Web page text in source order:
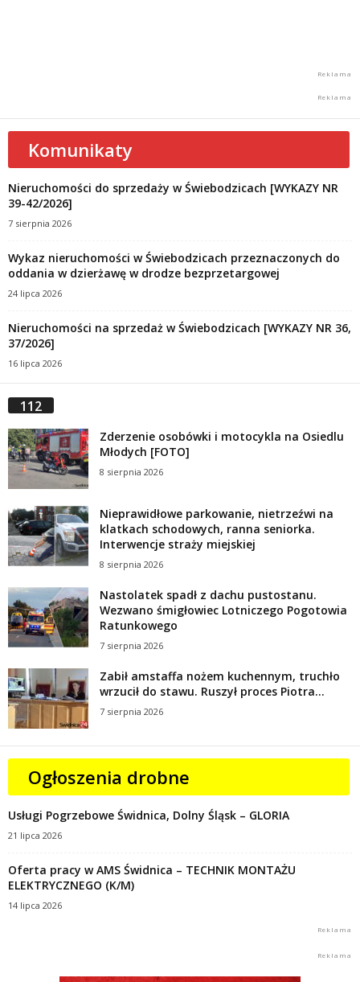
Komunikaty
Nieruchomości do sprzedaży w Świebodzicach [WYKAZY NR
39-42/2026]
7 sierpnia 2026
Wykaz nieruchomości w Świebodzicach przeznaczonych do
oddania w dzierżawę w drodze bezprzetargowej
24 lipca 2026
Nieruchomości na sprzedaż w Świebodzicach [WYKAZY NR 36,
37/2026]
16 lipca 2026
112
Zderzenie osobówki i motocykla na Osiedlu
Młodych [FOTO]
8 sierpnia 2026
Nieprawidłowe parkowanie, nietrzeźwi na
klatkach schodowych, ranna seniorka.
Interwencje straży miejskiej
8 sierpnia 2026
Nastolatek spadł z dachu pustostanu.
Wezwano śmigłowiec Lotniczego Pogotowia
Ratunkowego
7 sierpnia 2026
Zabił amstaffa nożem kuchennym, truchło
wrzucił do stawu. Ruszył proces Piotra...
7 sierpnia 2026
Ogłoszenia drobne
Usługi Pogrzebowe Świdnica, Dolny Śląsk – GLORIA
21 lipca 2026
Oferta pracy w AMS Świdnica – TECHNIK MONTAŻU
ELEKTRYCZNEGO (K/M)
14 lipca 2026